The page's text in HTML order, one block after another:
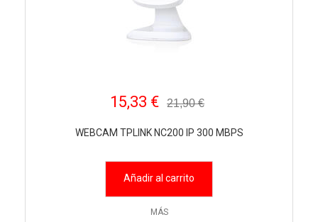
15,33 € 21,90 €
WEBCAM TPLINK NC200 IP 300 MBPS
Añadir al carrito
MÁS